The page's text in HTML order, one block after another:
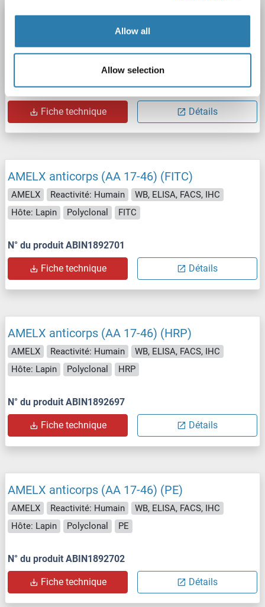
Allow all
Allow selection
AMELX anticorps (N-Term)
Reactivité: Rat, Souris WB, ELISA
Polyclonal
unconjugated
N° du produit ABIN207343
Fiche technique Détails
AMELX anticorps (AA 17-46) (FITC)
AMELX Reactivité: Humain
WB, ELISA, FACS, IHC
Hôte: Lapin
Polyclonal FITC
N° du produit ABIN1892701
Fiche technique Détails
AMELX anticorps (AA 17-46) (HRP)
AMELX Reactivité: Humain
WB, ELISA, FACS, IHC
Hôte: Lapin
Polyclonal HRP
N° du produit ABIN1892697
Fiche technique Détails
AMELX anticorps (AA 17-46) (PE)
AMELX Reactivité: Humain
WB, ELISA, FACS, IHC
Hôte: Lapin
Polyclonal PE
N° du produit ABIN1892702
Fiche technique Détails